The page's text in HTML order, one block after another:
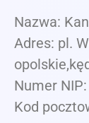
Nazwa:
Adres: pl.
Numer
Kod